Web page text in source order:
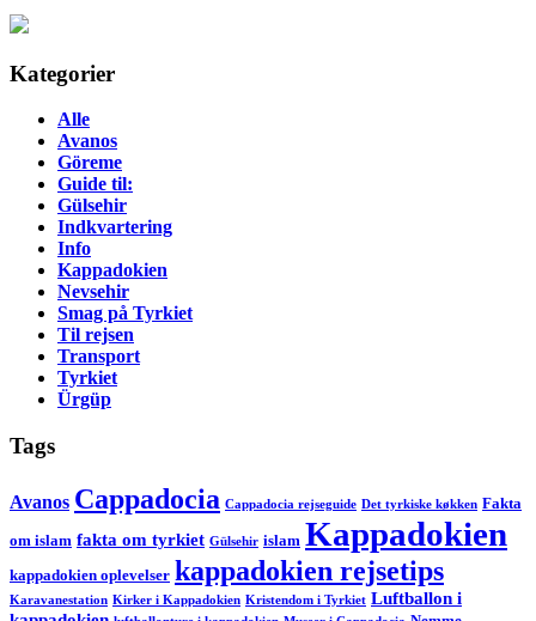
Kategorier
Alle
Avanos
Göreme
Guide til:
Gülsehir
Indkvartering
Info
Kappadokien
Nevsehir
Smag på Tyrkiet
Til rejsen
Transport
Tyrkiet
Ürgüp
Tags
Avanos Cappadocia Cappadocia rejseguide Det tyrkiske køkken Fakta
om islam fakta om tyrkiet Gülsehir islam Kappadokien
kappadokien oplevelser kappadokien rejsetips
Karavanestation Kirker i Kappadokien Kristendom i Tyrkiet Luftballon i